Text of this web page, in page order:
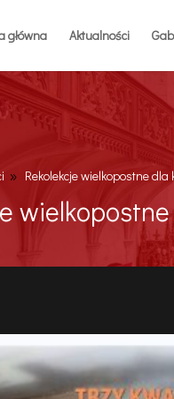
główna Aktualności
9 Rekolekcje wielkopostne dla